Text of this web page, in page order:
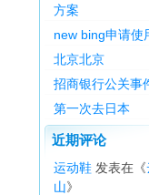
方案
new bing申请使
北京北京
招商银行公关事
第一次去日本
近期评论
运动鞋 发表在《
山》